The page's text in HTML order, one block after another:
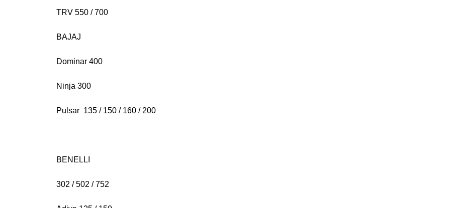
TRV 550 / 700
BAJAJ
Dominar 400
Ninja 300
Pulsar 135 / 150 / 160 / 200
BENELLI
302 / 502 / 752